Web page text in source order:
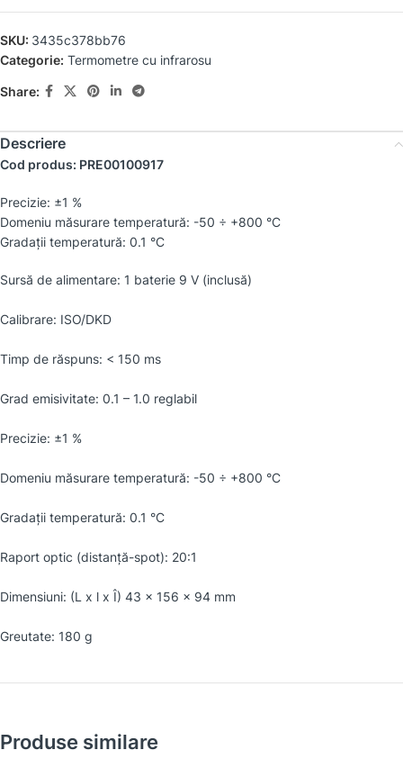
SKU: 3435c378bb76
Categorie: Termometre cu infrarosu
Share:
Descriere
Cod produs: PRE00100917
Precizie: ±1 %
Domeniu măsurare temperatură: -50 ÷ +800 °C
Gradaţii temperatură: 0.1 °C
Sursă de alimentare: 1 baterie 9 V (inclusă)
Calibrare: ISO/DKD
Timp de răspuns: < 150 ms
Grad emisivitate: 0.1 – 1.0 reglabil
Precizie: ±1 %
Domeniu măsurare temperatură: -50 ÷ +800 °C
Gradaţii temperatură: 0.1 °C
Raport optic (distanţă-spot): 20:1
Dimensiuni: (L x l x Î) 43 x 156 x 94 mm
Greutate: 180 g
Produse similare